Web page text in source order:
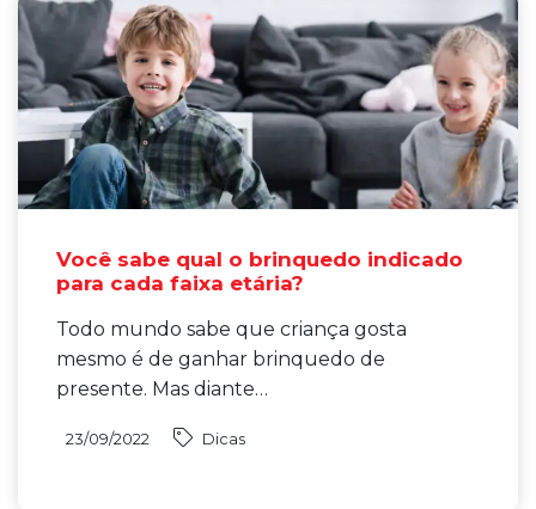
Você sabe qual o brinquedo indicado
para cada faixa etária?
Todo mundo sabe que criança gosta
mesmo é de ganhar brinquedo de
presente. Mas diante…
23/09/2022 Dicas